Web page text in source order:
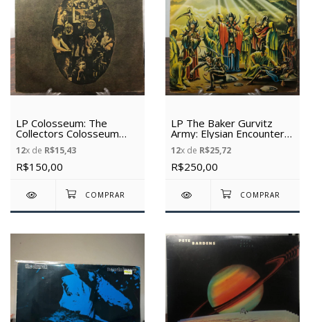
LP Colosseum: The
Collectors Colosseum
(1971) - (Vinil Usado)
12x de R$15,43
R$150,00
LP The Baker Gurvitz
Army: Elysian Encounter
(1975) - (Vinil Usado)
12x de R$25,72
R$250,00